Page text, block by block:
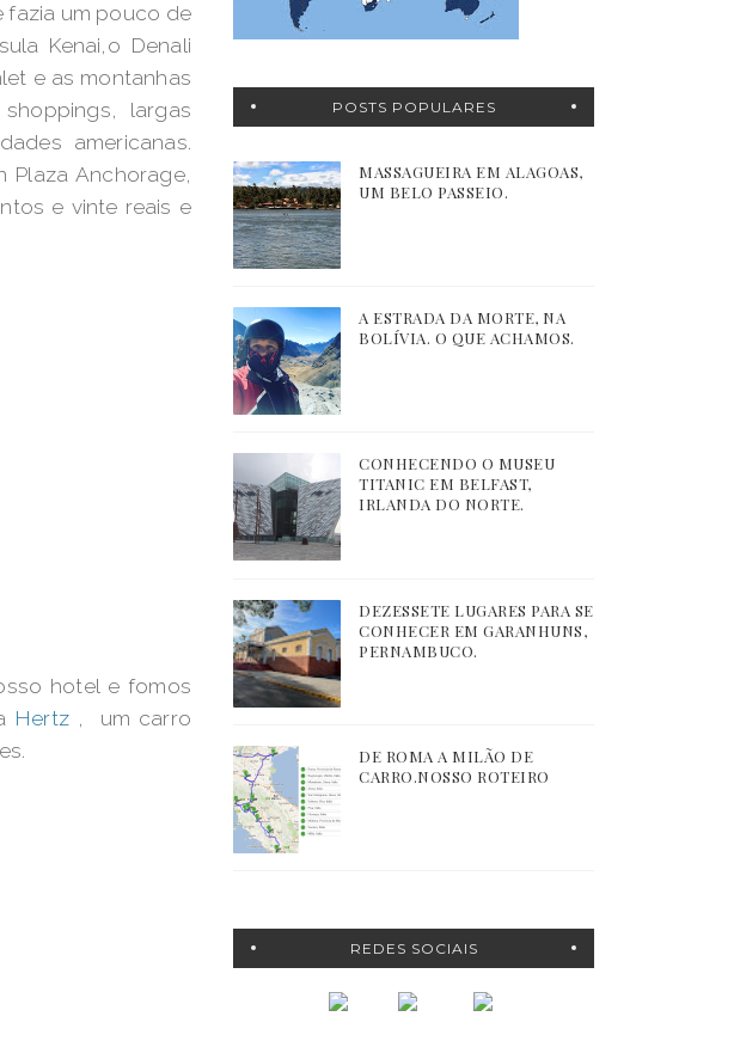
um pouco de
Kenai,o Denali
e as montanhas
largas
americanas.
Plaza Anchorage,
e vinte reais e
hotel e fomos
Hertz , um carro
POSTS POPULARES
MASSAGUEIRA EM ALAGOAS,
UM BELO PASSEIO.
A ESTRADA DA MORTE, NA
BOLÍVIA. O QUE ACHAMOS.
CONHECENDO O MUSEU
TITANIC EM BELFAST,
IRLANDA DO NORTE.
DEZESSETE LUGARES PARA SE
CONHECER EM GARANHUNS,
PERNAMBUCO.
DE ROMA A MILÃO DE
CARRO.NOSSO ROTEIRO
REDES SOCIAIS